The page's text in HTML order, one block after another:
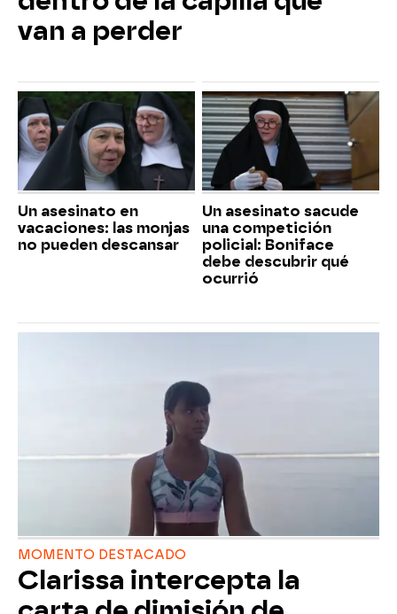
van a perder
Un asesinato en
vacaciones: las monjas
no pueden descansar
Un asesinato sacude
una competición
policial: Boniface
debe descubrir qué
ocurrió
MOMENTO DESTACADO
Clarissa intercepta la